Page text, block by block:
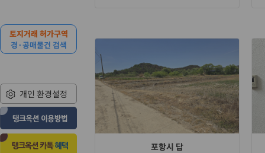
토지거래 허가구역
경·공매물건 검색
개인 환경설정
포항시 답